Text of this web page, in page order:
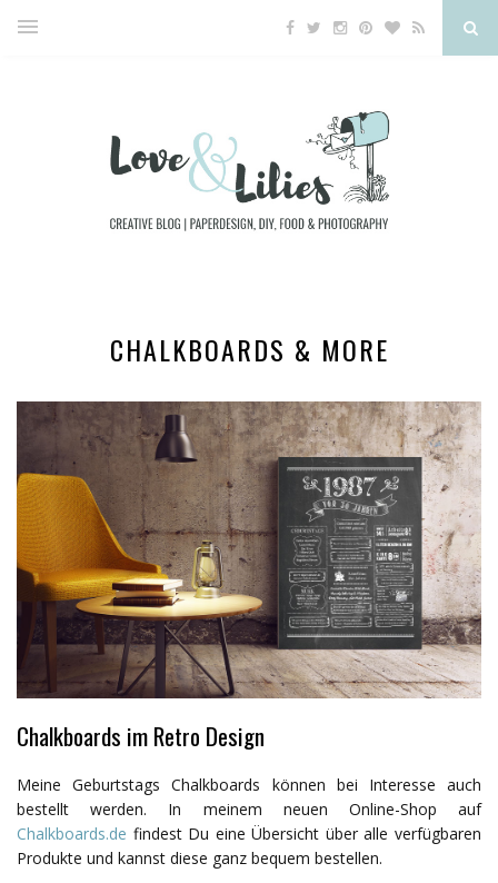
CHALKBOARDS & MORE
Chalkboards im Retro Design
Meine Geburtstags Chalkboards können bei Interesse auch
bestellt werden. In meinem neuen Online-Shop auf
Chalkboards.de findest Du eine Übersicht über alle verfügbaren
Produkte und kannst diese ganz bequem bestellen.